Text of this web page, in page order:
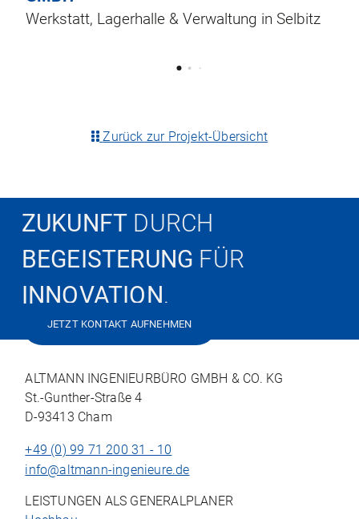
Werkstatt, Lagerhalle & Verwaltung in Selbitz
Zurück zur Projekt-Übersicht
ZUKUNFT DURCH
BEGEISTERUNG FÜR
INNOVATION.
JETZT KONTAKT AUFNEHMEN
ALTMANN INGENIEURBÜRO GMBH & CO. KG
St.-Gunther-Straße 4
D-93413 Cham
+49 (0) 99 71 200 31 - 10
info@altmann-ingenieure.de
LEISTUNGEN ALS GENERALPLANER